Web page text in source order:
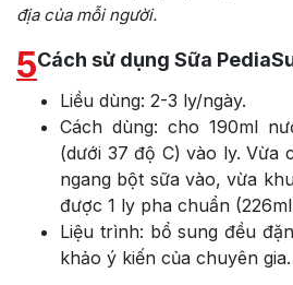
địa của mỗi người.
5Cách sử dụng Sữa
Liều dùng: 2-3 ly/ngày.
Cách dùng: cho 190ml
(dưới 37 độ C) vào ly. Vừa
ngang bột sữa vào, vừa
được 1 ly pha chuẩn
Liệu trình: bổ sung đều
khảo ý kiến của chuyên gia.